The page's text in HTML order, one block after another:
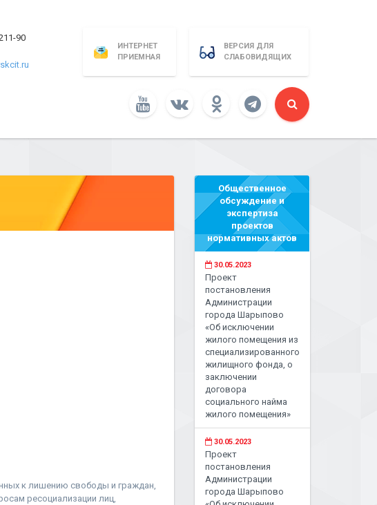
90
ИНТЕРНЕТ
ПРИЕМНАЯ
ВЕРСИЯ ДЛЯ
СЛАБОВИДЯЩИХ
к лишению свободы и граждан,
ресоциализации лиц,
Общественное
обсуждение и
экспертиза
проектов
нормативных актов
30.05.2023
Проект
постановления
Администрации
города Шарыпово
«Об исключении
жилого помещения из
специализированного
жилищного фонда, о
заключении
договора
социального найма
жилого помещения»
30.05.2023
Проект
постановления
Администрации
города Шарыпово